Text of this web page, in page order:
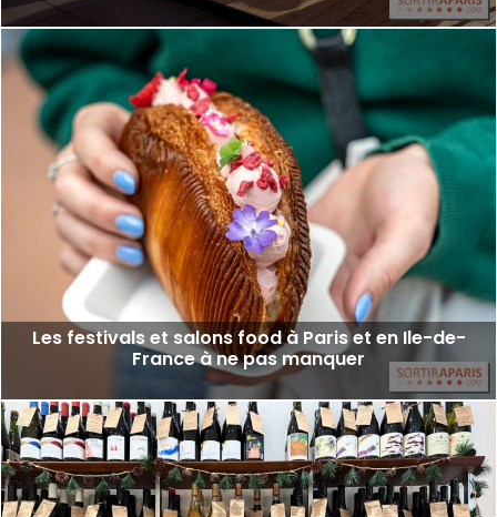
Les festivals et salons food à Paris et en Ile-de-
France à ne pas manquer